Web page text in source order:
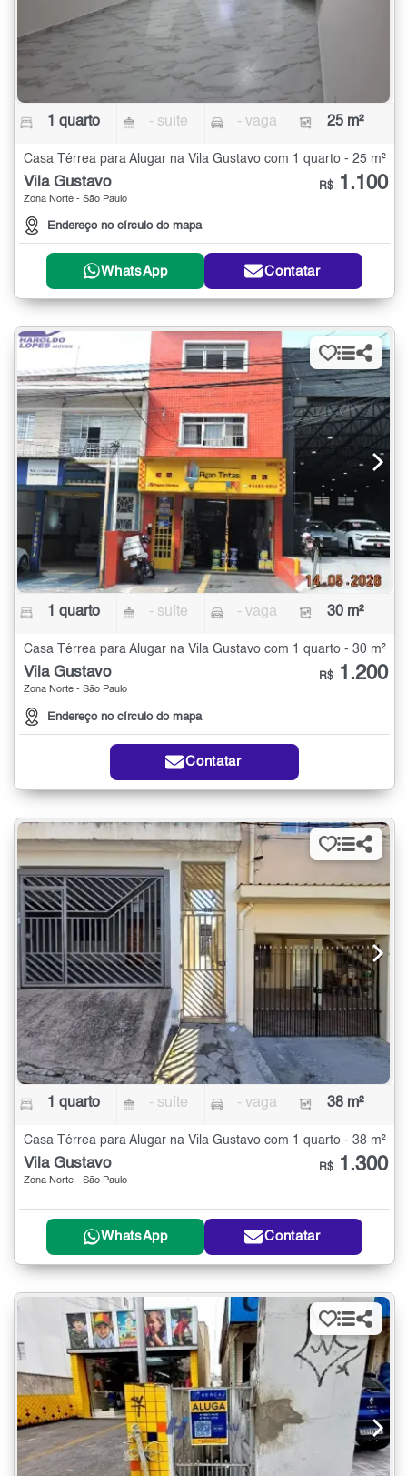
1 quarto - suíte - vaga 25 m²
Casa Térrea para Alugar na Vila Gustavo com 1 quarto - 25 m²
Vila Gustavo
Zona Norte - São Paulo
Endereço no círculo do mapa
R$ 1.100
WhatsApp Contatar
1 quarto - suíte - vaga 30 m²
Casa Térrea para Alugar na Vila Gustavo com 1 quarto - 30 m²
Vila Gustavo
Zona Norte - São Paulo
Endereço no círculo do mapa
R$ 1.200
Contatar
1 quarto - suíte - vaga 38 m²
Casa Térrea para Alugar na Vila Gustavo com 1 quarto - 38 m²
Vila Gustavo
Zona Norte - São Paulo
R$ 1.300
WhatsApp Contatar